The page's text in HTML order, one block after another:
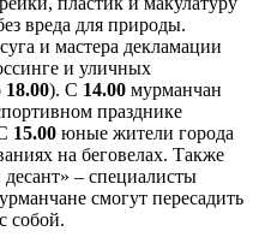
вреда для природы.
и мастера декламации
и уличных
18.00). С 14.00 мурманчан
празднике
15.00 юные жители города
на беговелах. Также
– специалисты
смогут пересадить
собой.